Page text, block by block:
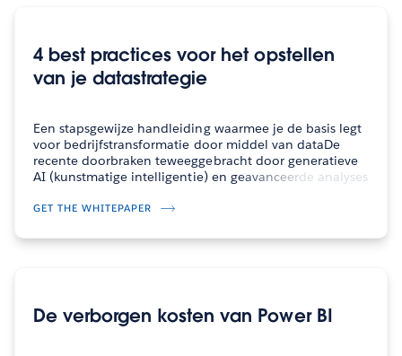
4 best practices voor het opstellen
van je datastrategie
Een stapsgewijze handleiding waarmee je de basis legt
voor bedrijfstransformatie door middel van dataDe
recente doorbraken teweeggebracht door generatieve
AI (kunstmatige intelligentie) en geavanceerde analyses
hoogwaardige data en een vooraf…
GET THE WHITEPAPER
De verborgen kosten van Power BI